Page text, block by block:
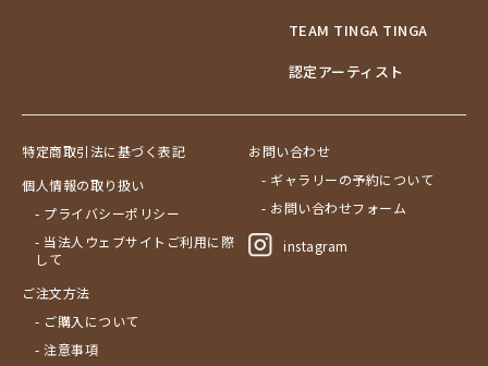
TEAM TINGA TINGA
認定アーティスト
特定商取引法に基づく表記
個人情報の取り扱い
- プライバシーポリシー
- 当法人ウェブサイトご利用に際
して
ご注文方法
- ご購入について
- 注意事項
お問い合わせ
- ギャラリーの予約について
- お問い合わせフォーム
instagram